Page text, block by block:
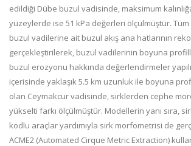
edildiği Dübe buzul vadisinde, maksimum
yüzeylerde ise 51 kPa değerleri ölçülmüştür.
buzul vadilerine ait buzul akış ana hatlarının
gerçekleştirilerek, buzul vadilerinin boyuna
buzul erozyonu hakkında değerlendirmeler
içerisinde yaklaşık 5.5 km uzunluk ile boyuna
olan Ceymakcur vadisinde, sirklerden cephe
yükselti farkı ölçülmüştür. Modellerin yanı sıra,
kodlu araçlar yardımıyla sirk morfometrisi de
ACME2 (Automated Cirque Metric Extraction)